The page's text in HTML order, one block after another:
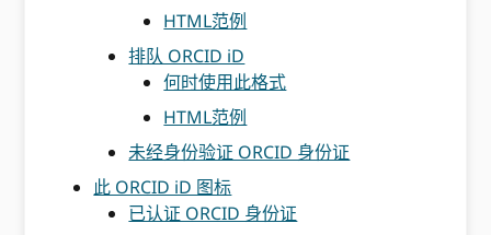
HTML范例
排队 ORCID iD
何时使用此格式
HTML范例
未经身份验证 ORCID 身份证
此 ORCID iD 图标
已认证 ORCID 身份证